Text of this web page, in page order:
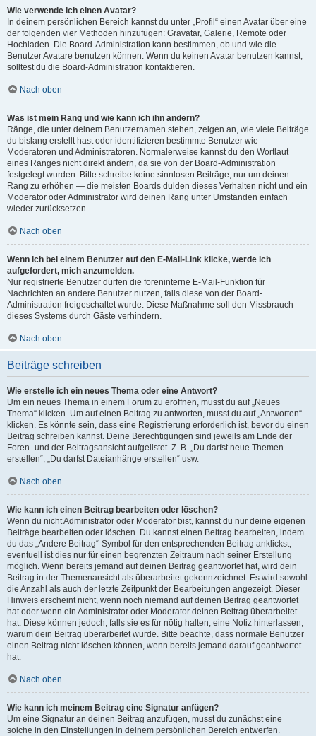
Wie verwende ich einen Avatar?
In deinem persönlichen Bereich kannst du unter „Profil“ einen Avatar über eine
der folgenden vier Methoden hinzufügen: Gravatar, Galerie, Remote oder
Hochladen. Die Board-Administration kann bestimmen, ob und wie die
Benutzer Avatare benutzen können. Wenn du keinen Avatar benutzen kannst,
solltest du die Board-Administration kontaktieren.
Nach oben
Was ist mein Rang und wie kann ich ihn ändern?
Ränge, die unter deinem Benutzernamen stehen, zeigen an, wie viele Beiträge
du bislang erstellt hast oder identifizieren bestimmte Benutzer wie
Moderatoren und Administratoren. Normalerweise kannst du den Wortlaut
eines Ranges nicht direkt ändern, da sie von der Board-Administration
festgelegt wurden. Bitte schreibe keine sinnlosen Beiträge, nur um deinen
Rang zu erhöhen — die meisten Boards dulden dieses Verhalten nicht und ein
Moderator oder Administrator wird deinen Rang unter Umständen einfach
wieder zurücksetzen.
Nach oben
Wenn ich bei einem Benutzer auf den E-Mail-Link klicke, werde ich
aufgefordert, mich anzumelden.
Nur registrierte Benutzer dürfen die foreninterne E-Mail-Funktion für
Nachrichten an andere Benutzer nutzen, falls diese von der Board-
Administration freigeschaltet wurde. Diese Maßnahme soll den Missbrauch
dieses Systems durch Gäste verhindern.
Nach oben
Beiträge schreiben
Wie erstelle ich ein neues Thema oder eine Antwort?
Um ein neues Thema in einem Forum zu eröffnen, musst du auf „Neues
Thema“ klicken. Um auf einen Beitrag zu antworten, musst du auf „Antworten“
klicken. Es könnte sein, dass eine Registrierung erforderlich ist, bevor du einen
Beitrag schreiben kannst. Deine Berechtigungen sind jeweils am Ende der
Foren- und der Beitragsansicht aufgelistet. Z. B. „Du darfst neue Themen
erstellen“, „Du darfst Dateianhänge erstellen“ usw.
Nach oben
Wie kann ich einen Beitrag bearbeiten oder löschen?
Wenn du nicht Administrator oder Moderator bist, kannst du nur deine eigenen
Beiträge bearbeiten oder löschen. Du kannst einen Beitrag bearbeiten, indem
du das „Ändere Beitrag“-Symbol für den entsprechenden Beitrag anklickst;
eventuell ist dies nur für einen begrenzten Zeitraum nach seiner Erstellung
möglich. Wenn bereits jemand auf deinen Beitrag geantwortet hat, wird dein
Beitrag in der Themenansicht als überarbeitet gekennzeichnet. Es wird sowohl
die Anzahl als auch der letzte Zeitpunkt der Bearbeitungen angezeigt. Dieser
Hinweis erscheint nicht, wenn noch niemand auf deinen Beitrag geantwortet
hat oder wenn ein Administrator oder Moderator deinen Beitrag überarbeitet
hat. Diese können jedoch, falls sie es für nötig halten, eine Notiz hinterlassen,
warum dein Beitrag überarbeitet wurde. Bitte beachte, dass normale Benutzer
einen Beitrag nicht löschen können, wenn bereits jemand darauf geantwortet
hat.
Nach oben
Wie kann ich meinem Beitrag eine Signatur anfügen?
Um eine Signatur an deinen Beitrag anzufügen, musst du zunächst eine
solche in den Einstellungen in deinem persönlichen Bereich entwerfen.